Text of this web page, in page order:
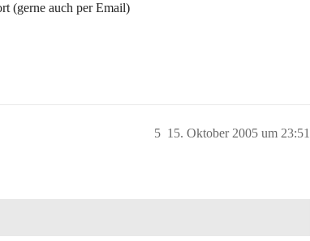
(gerne auch per Email)
15. Oktober 2005 um 23:51
5